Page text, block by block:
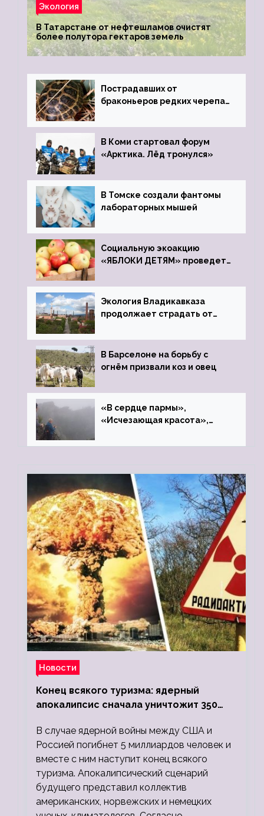
Экология
В Татарстане от нефтешламов очистят
более полутора гектаров земель
Пострадавших от
браконьеров редких черепах
зоопарк
В Коми стартовал форум
«Арктика. Лёд тронулся»
В Томске создали фантомы
лабораторных мышей
Социальную экоакцию
«ЯБЛОКИ ДЕТЯМ» проведет
Экология Владикавказа
продолжает страдать от
В Барселоне на борьбу с
огнём призвали коз и овец
«В сердце пармы»,
«Исчезающая красота»,
Новости
Конец всякого туризма: ядерный
апокалипсис сначала уничтожит 350
людей
В случае ядерной войны между США и
Россией погибнет 5 миллиардов человек и
вместе с ним наступит конец всякого
туризма. Апокалипсический сценарий
будущего представил коллектив
американских, норвежских и немецких